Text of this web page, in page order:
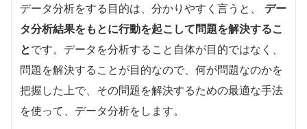
データ分析をする目的は、分かりやすく言うと、 デー
タ分析結果をもとに行動を起こして問題を解決するこ
とです。データを分析すること自体が目的ではなく、
問題を解決することが目的なので、何が問題なのかを
把握した上で、その問題を解決するための最適な手法
を使って、データ分析をします。